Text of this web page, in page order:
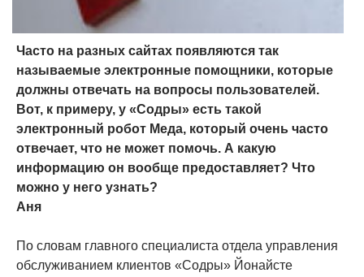
Часто на разных сайтах появляются так
называемые электронные помощники, которые
должны отвечать на вопросы пользователей.
Вот, к примеру, у «Содры» есть такой
электронный робот Меда, который очень часто
отвечает, что не может помочь. А какую
информацию он вообще предоставляет? Что
можно у него узнать?
Аня
По словам главного специалиста отдела управления
обслуживанием клиентов «Содры» Йонайсте